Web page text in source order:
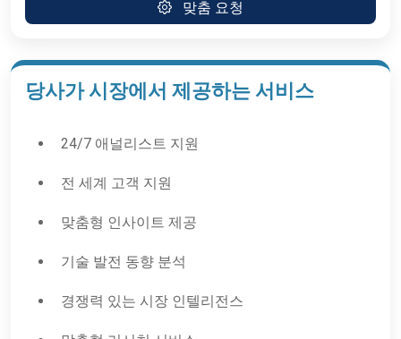
맞춤 요청
당사가 시장에서 제공하는 서비스
24/7 애널리스트 지원
전 세계 고객 지원
맞춤형 인사이트 제공
기술 발전 동향 분석
경쟁력 있는 시장 인텔리전스